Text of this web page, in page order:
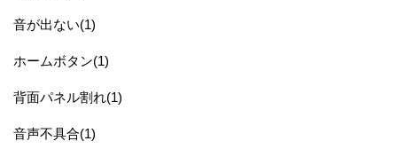
音が出ない(1)
ホームボタン(1)
背面パネル割れ(1)
音声不具合(1)